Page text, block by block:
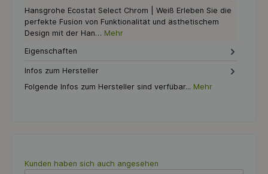
Hansgrohe Ecostat Select Chrom | Weiß Erleben Sie die
perfekte Fusion von Funktionalität und ästhetischem
Design mit der Han… Mehr
Eigenschaften
Infos zum Hersteller
Folgende Infos zum Hersteller sind verfübar... Mehr
Produktgalerie überspringen
Kunden haben sich auch angesehen